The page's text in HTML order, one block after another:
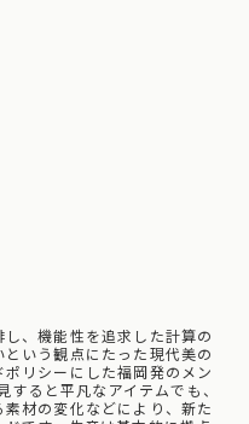
し、機能性を追求した計算の
いう観点にたった現代美の
リシーにした福岡発のメン
ると平凡なアイテムでも、
材の変化などにより、新た